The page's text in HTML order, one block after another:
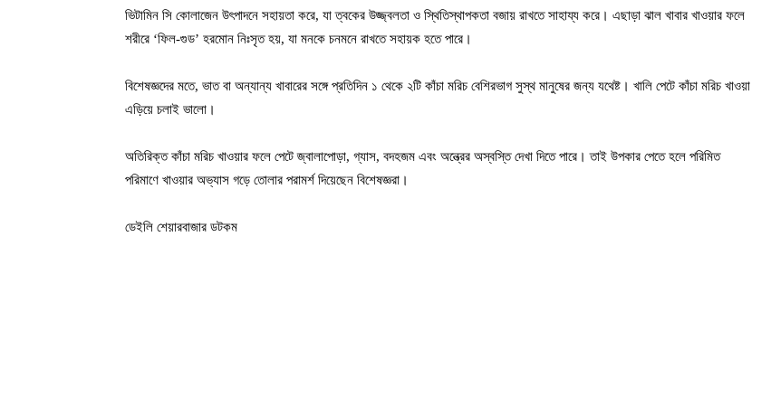
ভিটামিন সি কোলাজেন উৎপাদনে সহায়তা করে, যা ত্বকের উজ্জ্বলতা ও স্থিতিস্থাপকতা বজায় রাখতে সাহায্য করে। এছাড়া ঝাল খাবার খাওয়ার ফলে
শরীরে ‘ফিল-গুড’ হরমোন নিঃসৃত হয়, যা মনকে চনমনে রাখতে সহায়ক হতে পারে।
বিশেষজ্ঞদের মতে, ভাত বা অন্যান্য খাবারের সঙ্গে প্রতিদিন ১ থেকে ২টি কাঁচা মরিচ বেশিরভাগ সুস্থ মানুষের জন্য যথেষ্ট। খালি পেটে কাঁচা মরিচ খাওয়া
এড়িয়ে চলাই ভালো।
অতিরিক্ত কাঁচা মরিচ খাওয়ার ফলে পেটে জ্বালাপোড়া, গ্যাস, বদহজম এবং অন্ত্রের অস্বস্তি দেখা দিতে পারে। তাই উপকার পেতে হলে পরিমিত
পরিমাণে খাওয়ার অভ্যাস গড়ে তোলার পরামর্শ দিয়েছেন বিশেষজ্ঞরা।
ডেইলি শেয়ারবাজার ডটকম